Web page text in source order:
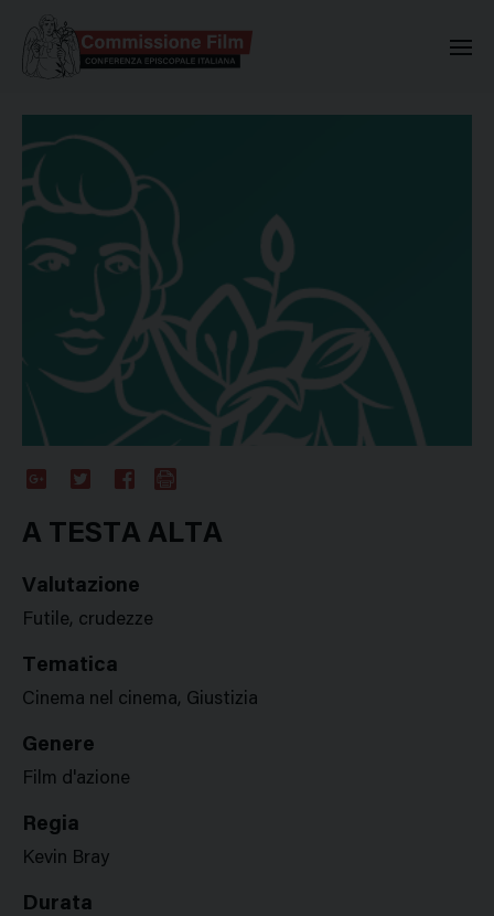
Plus
A TESTA ALTA
Valutazione
Futile, crudezze
Tematica
Cinema nel cinema, Giustizia
Genere
Film d'azione
Regia
Kevin Bray
Durata